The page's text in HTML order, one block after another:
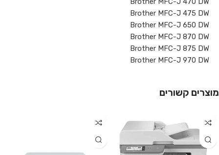
Brother MFC-J 475 DW
Brother MFC-J 650 DW
Brother MFC-J 870 DW
Brother MFC-J 875 DW
Brother MFC-J 970 DW
מוצרים קשורים